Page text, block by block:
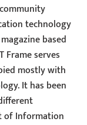
technology
based
Frame serves
mostly with
It has been
of Information